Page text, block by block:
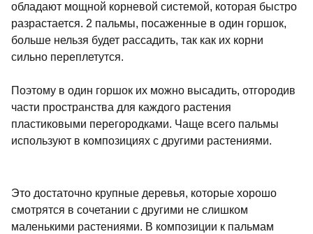
обладают мощной корневой системой, которая быстро
разрастается. 2 пальмы, посаженные в один горшок,
больше нельзя будет рассадить, так как их корни
сильно переплетутся.
Поэтому в один горшок их можно высадить, отгородив
части пространства для каждого растения
пластиковыми перегородками. Чаще всего пальмы
используют в композициях с другими растениями.
Это достаточно крупные деревья, которые хорошо
смотрятся в сочетании с другими не слишком
маленькими растениями. В композиции к пальмам